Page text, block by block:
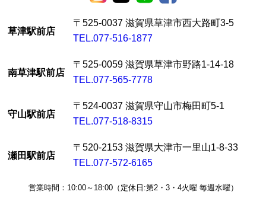
草津駅前店
〒525-0037 滋賀県草津市西大路町3-5
TEL.077-516-1877
南草津駅前店
〒525-0059 滋賀県草津市野路1-14-18
TEL.077-565-7778
守山駅前店
〒524-0037 滋賀県守山市梅田町5-1
TEL.077-518-8315
瀬田駅前店
〒520-2153 滋賀県大津市一里山1-8-33
TEL.077-572-6165
営業時間：10:00～18:00（定休日:第2・3・4火曜 毎週水曜）